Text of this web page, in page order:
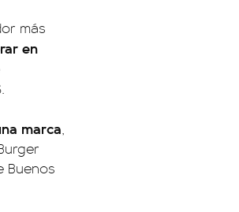
más
en
marca,
Buenos